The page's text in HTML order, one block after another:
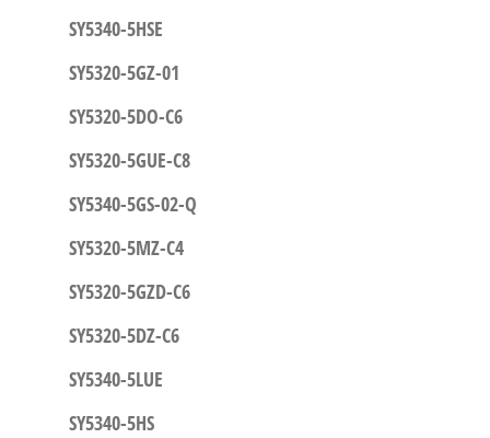
SY5340-5HSE
SY5320-5GZ-01
SY5320-5DO-C6
SY5320-5GUE-C8
SY5340-5GS-02-Q
SY5320-5MZ-C4
SY5320-5GZD-C6
SY5320-5DZ-C6
SY5340-5LUE
SY5340-5HS